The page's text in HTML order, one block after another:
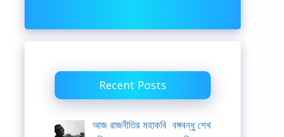
Recent Posts
আজ রাজনীতির মহাকবি বঙ্গবন্ধু শেখ